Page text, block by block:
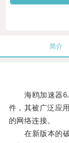
简介
海鸥加速器
件，其被广泛应
的网络连接。
在新版本的破